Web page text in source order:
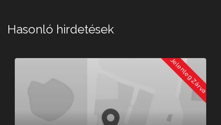
Hasonló hirdetések
Jelenleg Zárva